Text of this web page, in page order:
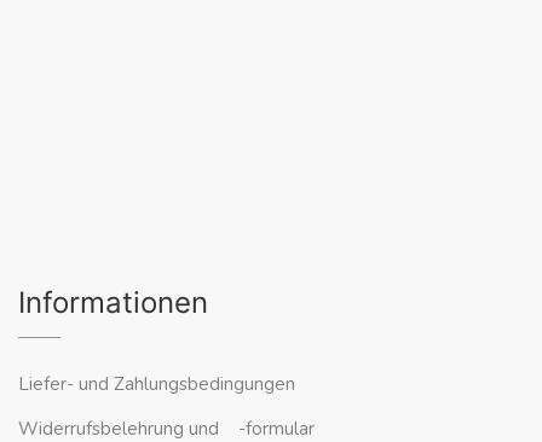
Informationen
Liefer- und Zahlungsbedingungen
Widerrufsbelehrung und -formular